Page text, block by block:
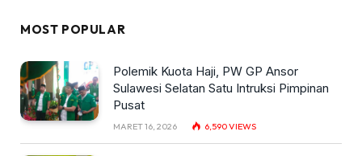
MOST POPULAR
Polemik Kuota Haji, PW GP Ansor
Sulawesi Selatan Satu Intruksi Pimpinan
Pusat
MARET 16, 2026 6,590VIEWS